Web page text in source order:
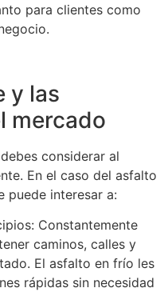
para clientes como
y las
mercado
considerar al
En el caso del asfalto
puede interesar a:
Constantemente
caminos, calles y
El asfalto en frío les
rápidas sin necesidad